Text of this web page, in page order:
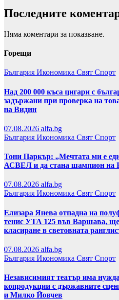
Последните
Няма коментари за показване.
Горещи
България Икономика Свят Спорт
Над 200 000 къса цигари с
задържани при проверка на
на Видин
07.08.2026 alfa.bg
България Икономика Свят Спорт
Тони Паркър: „Мечтата ми е
АСВЕЛ и да стана шампион на
07.08.2026 alfa.bg
България Икономика Свят Спорт
Елизара Янева отпадна на
тенис УТА 125 във Варшава,
класиране в световната
07.08.2026 alfa.bg
България Икономика Свят Спорт
Независимият театър има
копродукции с държавните
и Милко Йовчев